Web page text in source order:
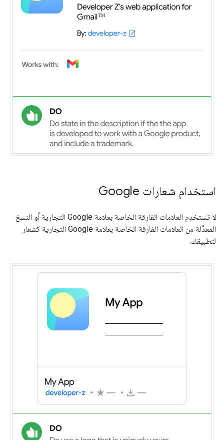
استخدام شعارات Google
لا تستخدِم العلامات الفارقة الخاصة بعلامة Google التجارية أو النسخ
المعدَّلة من العلامات الفارقة الخاصة بعلامة Google التجارية كشعار
لتطبيقك.